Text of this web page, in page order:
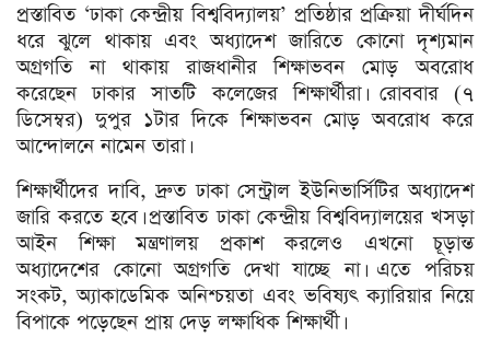
প্রস্তাবিত ‘ঢাকা কেন্দ্রীয় বিশ্ববিদ্যালয়’ প্রতিষ্ঠার প্রক্রিয়া দীর্ঘদিন
ধরে ঝুলে থাকায় এবং অধ্যাদেশ জারিতে কোনো দৃশ্যমান
অগ্রগতি না থাকায় রাজধানীর শিক্ষাভবন মোড় অবরোধ
করেছেন ঢাকার সাতটি কলেজের শিক্ষার্থীরা। রোববার (৭
ডিসেম্বর) দুপুর ১টার দিকে শিক্ষাভবন মোড় অবরোধ করে
আন্দোলনে নামেন তারা।
শিক্ষার্থীদের দাবি, দ্রুত ঢাকা সেন্ট্রাল ইউনিভার্সিটির অধ্যাদেশ
জারি করতে হবে। প্রস্তাবিত ঢাকা কেন্দ্রীয় বিশ্ববিদ্যালয়ের খসড়া
আইন শিক্ষা মন্ত্রণালয় প্রকাশ করলেও এখনো চূড়ান্ত
অধ্যাদেশের কোনো অগ্রগতি দেখা যাচ্ছে না। এতে পরিচয়
সংকট, অ্যাকাডেমিক অনিশ্চয়তা এবং ভবিষ্যৎ ক্যারিয়ার নিয়ে
বিপাকে পড়েছেন প্রায় দেড় লক্ষাধিক শিক্ষার্থী।